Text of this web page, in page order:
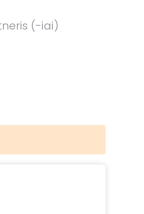
(-iai)